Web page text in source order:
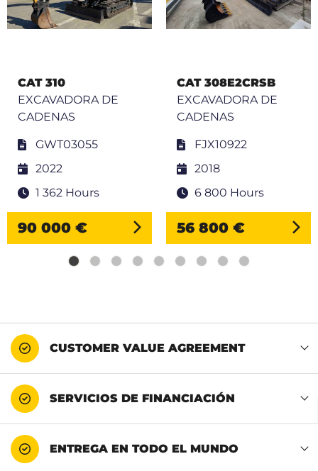
CAT 310
EXCAVADORA DE
CADENAS
GWT03055
2022
1 362 Hours
90 000 €
CAT 308E2CRSB
EXCAVADORA DE
CADENAS
FJX10922
2018
6 800 Hours
56 800 €
CUSTOMER VALUE AGREEMENT
SERVICIOS DE FINANCIACIÓN
ENTREGA EN TODO EL MUNDO